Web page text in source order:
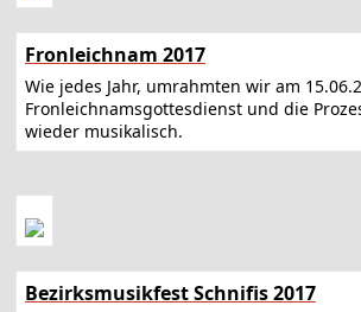
Fronleichnam 2017
Wie jedes Jahr, umrahmten wir am
Fronleichnamsgottesdienst und die
wieder musikalisch.
Bezirksmusikfest Schnifis 2017